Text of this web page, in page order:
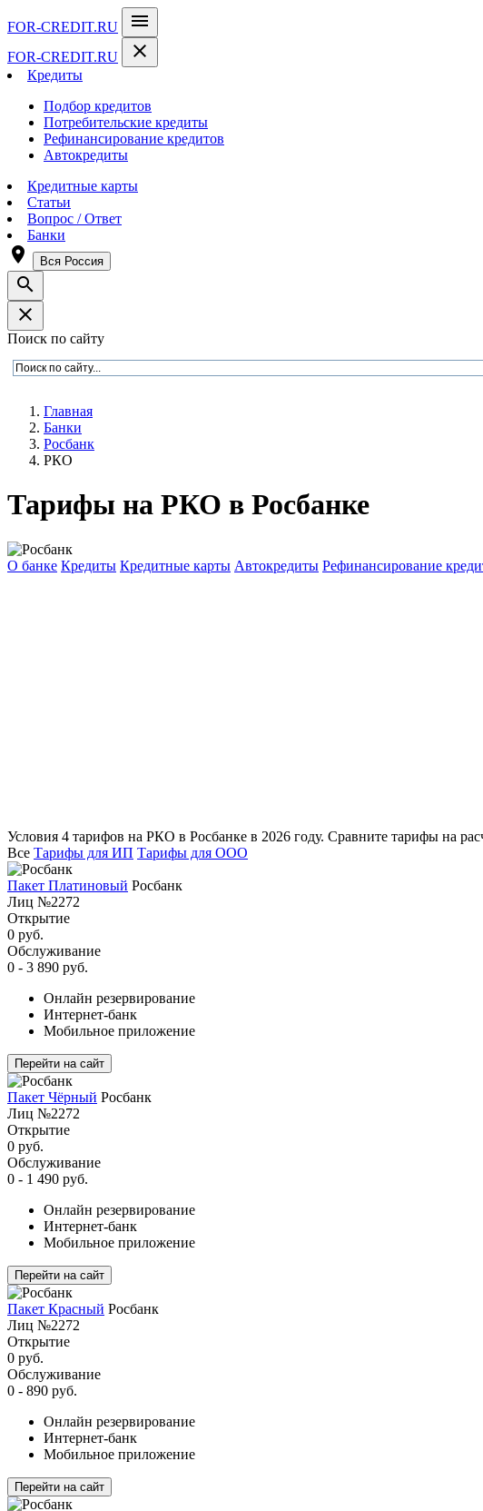
FOR-CREDIT.RU menu
FOR-CREDIT.RU close
Кредиты
Подбор кредитов
Потребительские кредиты
Рефинансирование кредитов
Автокредиты
Кредитные карты
Статьи
Вопрос / Ответ
Банки
room Вся Россия
search
close
Поиск по сайту
Главная
Банки
Росбанк
РКО
Тарифы на РКО в Росбанке
О банке Кредиты Кредитные карты Автокредиты Рефинансирование
Условия 4 тарифов на РКО в Росбанке в 2026 году. Сравните тарифы на
Все Тарифы для ИП Тарифы для ООО
Пакет Платиновый Росбанк
Лиц №2272
Открытие
0 руб.
Обслуживание
0 - 3 890 руб.
Онлайн резервирование
Интернет-банк
Мобильное приложение
Перейти на сайт
Пакет Чёрный Росбанк
Лиц №2272
Открытие
0 руб.
Обслуживание
0 - 1 490 руб.
Онлайн резервирование
Интернет-банк
Мобильное приложение
Перейти на сайт
Пакет Красный Росбанк
Лиц №2272
Открытие
0 руб.
Обслуживание
0 - 890 руб.
Онлайн резервирование
Интернет-банк
Мобильное приложение
Перейти на сайт